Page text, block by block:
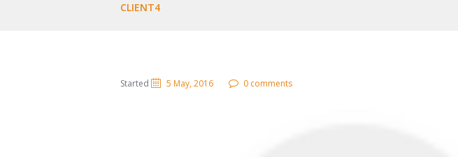
CLIENT4
Started 5 May, 2016 0 comments